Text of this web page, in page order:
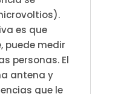
es que
puede medir
personas. El
antena y
que le